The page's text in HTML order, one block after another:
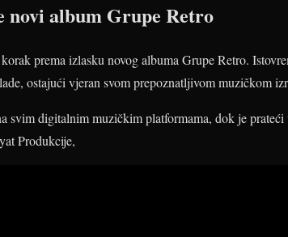
novi album Grupe Retro
prema izlasku novog albuma Grupe Retro.
ostajući vjeran svom prepoznatljivom muzičkom
svim digitalnim muzičkim platformama, dok je
Produkcije,